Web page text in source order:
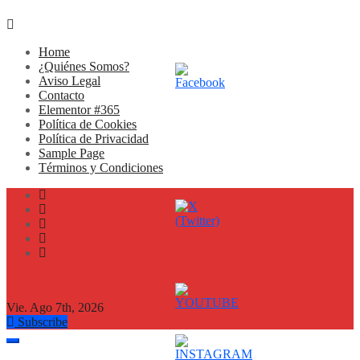
Home
¿Quiénes Somos?
Aviso Legal
Contacto
Elementor #365
Política de Cookies
Política de Privacidad
Sample Page
Términos y Condiciones
Vie. Ago 7th, 2026
Subscribe